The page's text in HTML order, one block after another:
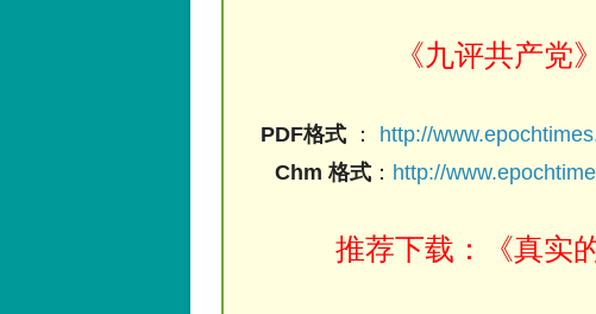
《九评共产党
PDF格式 ： http://
Chm 格式 ： http://
推荐下载：《真实